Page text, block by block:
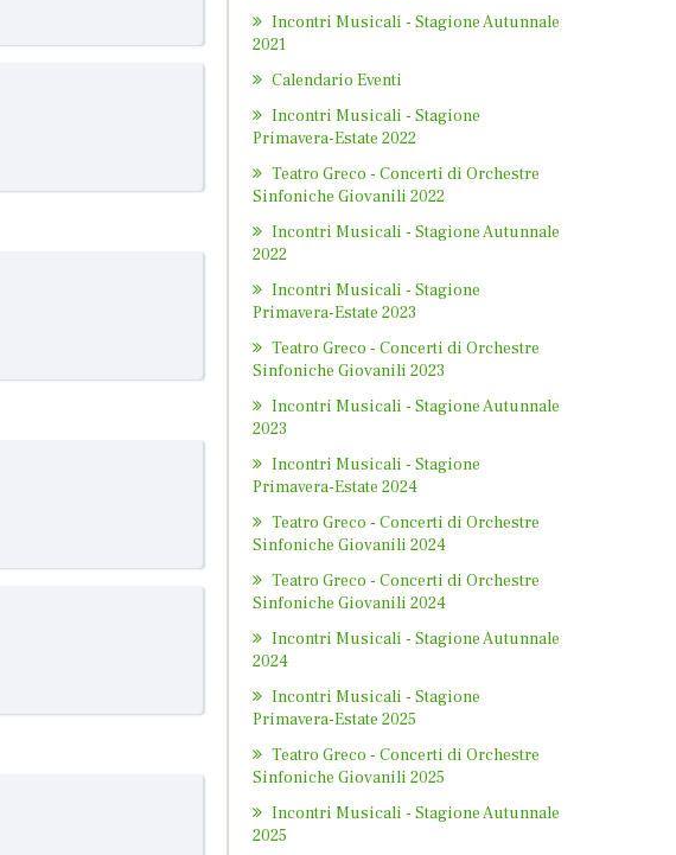
Incontri Musicali - Stagione Autunnale
2021
Calendario Eventi
Incontri Musicali - Stagione
Primavera-Estate 2022
Teatro Greco - Concerti di Orchestre
Sinfoniche Giovanili 2022
Incontri Musicali - Stagione Autunnale
2022
Incontri Musicali - Stagione
Primavera-Estate 2023
Teatro Greco - Concerti di Orchestre
Sinfoniche Giovanili 2023
Incontri Musicali - Stagione Autunnale
2023
Incontri Musicali - Stagione
Primavera-Estate 2024
Teatro Greco - Concerti di Orchestre
Sinfoniche Giovanili 2024
Teatro Greco - Concerti di Orchestre
Sinfoniche Giovanili 2024
Incontri Musicali - Stagione Autunnale
2024
Incontri Musicali - Stagione
Primavera-Estate 2025
Teatro Greco - Concerti di Orchestre
Sinfoniche Giovanili 2025
Incontri Musicali - Stagione Autunnale
2025